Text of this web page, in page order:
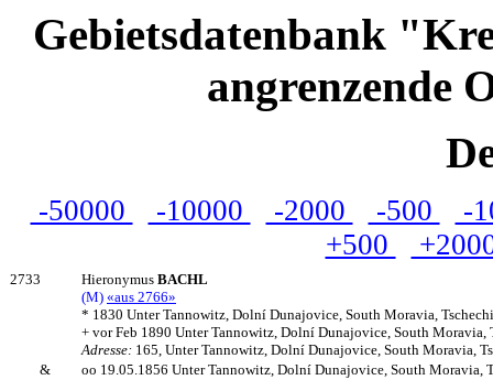
Gebietsdatenbank
angrenzende
-50000 -10000 -2000 -500
-
+500
2733 Hieronymus BACHL
(M) «aus 2766»
* 1830 Unter Tannowitz, Dolní Dunajovice, South Moravia,
+ vor Feb 1890 Unter Tannowitz, Dolní Dunajovice, South Moravia,
Adresse: 165, Unter Tannowitz, Dolní Dunajovice, South Moravia,
&
oo 19.05.1856 Unter Tannowitz, Dolní Dunajovice, South Moravia,